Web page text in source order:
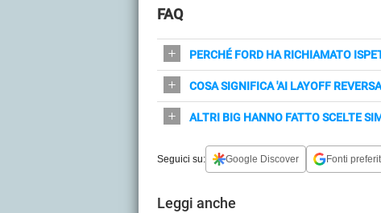
FAQ
PERCHÉ FORD HA RICHIAMATO
Per sopperire ai limiti dei sistemi di
non raggiungevano i risultati attesi e
qualità.
COSA SIGNIFICA 'AI LAYOFF
Indica la tendenza delle aziende che,
ALTRI BIG HANNO FATTO SCELTE
l’eccessiva automazione peggiorava
Seguici su: Google Discover Fonti
Leggi anche